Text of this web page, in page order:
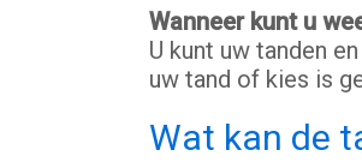
Wanneer kunt u
U kunt uw tanden
uw tand of kies is
Wat kan de